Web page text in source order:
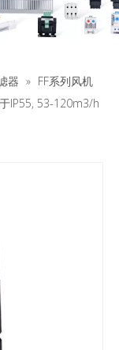
器 » FF系列风机
IP55, 53-120m3/h